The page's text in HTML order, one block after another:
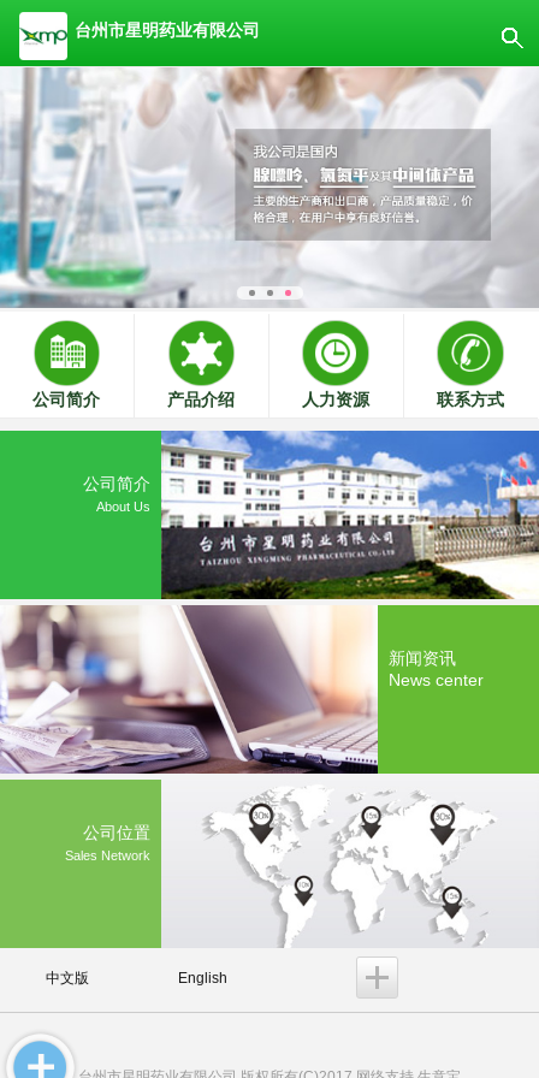
台州市星明药业有限公司
公司简介 产品介绍 人力资源 联系方式
公司简介
About Us
新闻资讯
News center
公司位置
Sales Network
中文版 English